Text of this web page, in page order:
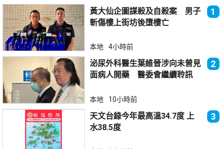
黃大仙企圖謀殺及自殺案 男子
斬傷樓上街坊後墮樓亡
1
本地 4小時前
泌尿外科醫生葉維晉涉向未曾見
面病人開藥 醫委會繼續聆訊
2
本地 10小時前
天文台錄今年最高溫34.7度 上
水38.5度
3